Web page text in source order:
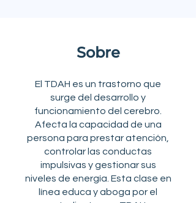
Sobre
El TDAH es un trastorno que
surge del desarrollo y
funcionamiento del cerebro.
Afecta la capacidad de una
persona para prestar atención,
controlar las conductas
impulsivas y gestionar sus
niveles de energía. Esta clase en
línea educa y aboga por el